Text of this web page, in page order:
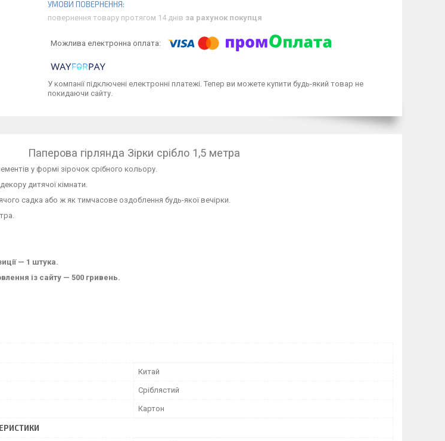
повернення товару протягом 14 днів за рахунок покупця
У компанії підключені електронні платежі. Тепер ви можете купити будь-який товар не
покидаючи сайту.
Паперова гірлянда Зірки срібло 1,5 метра
у формі зірочок срібного кольору.
дитячої кімнати.
садка або ж як тимчасове оздоблення будь-якої вечірки.
— 1 штука.
із сайту — 500 гривень.
Китай
Сріблястий
Картон